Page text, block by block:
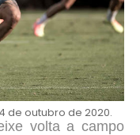
de outubro de 2020.
volta a campo